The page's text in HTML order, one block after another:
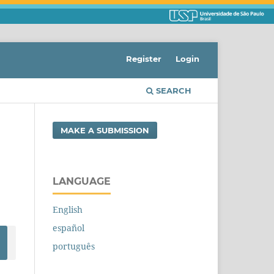
SEARCH
Register Login
MAKE A SUBMISSION
LANGUAGE
English
español
português